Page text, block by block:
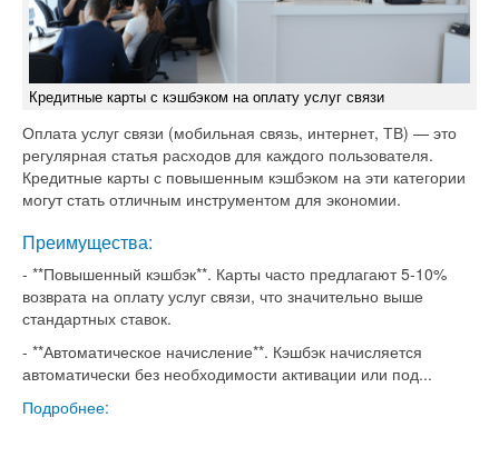
Кредитные карты с кэшбэком на оплату услуг связи
Оплата услуг связи (мобильная связь, интернет, ТВ) — это
регулярная статья расходов для каждого пользователя.
Кредитные карты с повышенным кэшбэком на эти категории
могут стать отличным инструментом для экономии.
Преимущества:
- **Повышенный кэшбэк**. Карты часто предлагают 5-10%
возврата на оплату услуг связи, что значительно выше
стандартных ставок.
- **Автоматическое начисление**. Кэшбэк начисляется
автоматически без необходимости активации или под...
Подробнее: